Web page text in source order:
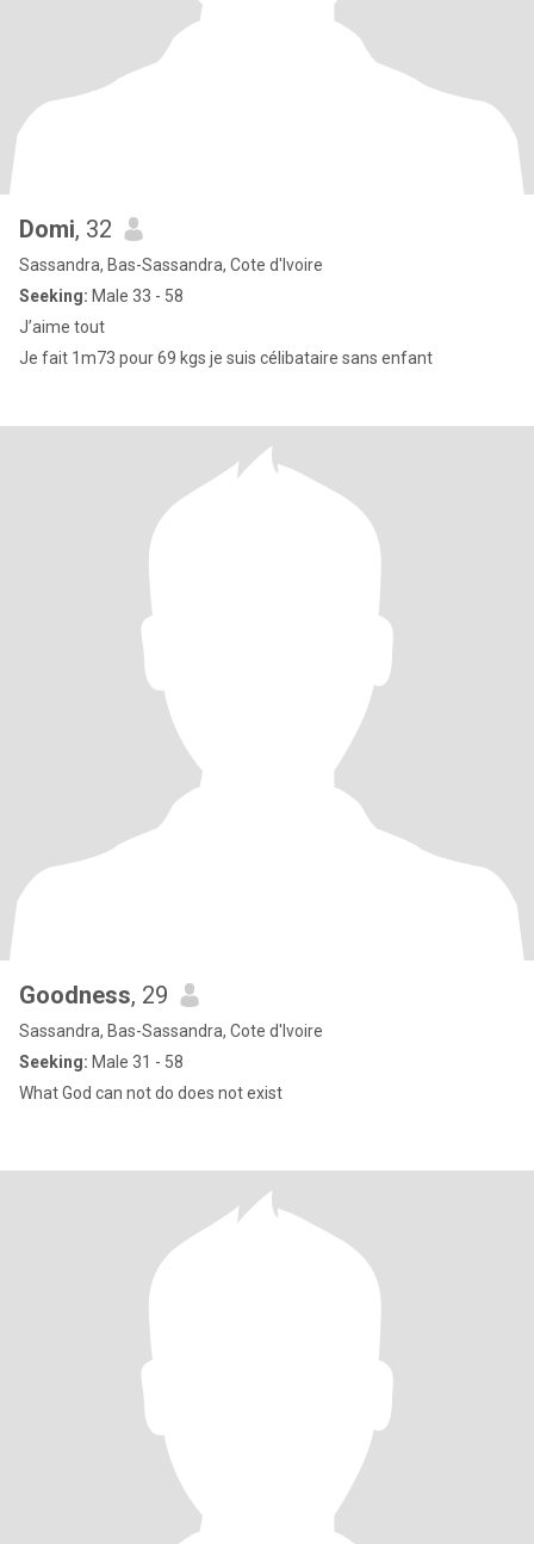
Domi, 32
Sassandra, Bas-Sassandra, Cote d'Ivoire
Seeking: Male 33 - 58
J’aime tout
Je fait 1m73 pour 69 kgs je suis célibataire sans enfant
Goodness, 29
Sassandra, Bas-Sassandra, Cote d'Ivoire
Seeking: Male 31 - 58
What God can not do does not exist